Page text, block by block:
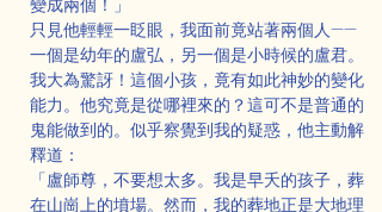
變成兩個！」
只見他輕輕一眨眼，我面前竟站著兩個人——
一個是幼年的盧弘，另一個是小時候的盧君。
我大為驚訝！這個小孩，竟有如此神妙的變化
能力。他究竟是從哪裡來的？這可不是普通的
鬼能做到的。似乎察覺到我的疑惑，他主動解
釋道：
「盧師尊，不要想太多。我是早夭的孩子，葬
在山崗上的墳場。然而，我的葬地正是大地理